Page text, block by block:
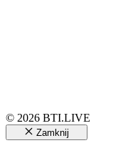
© 2026 BTI.LIVE
Zamknij